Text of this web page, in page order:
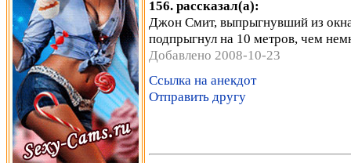
156. рассказал(а):
Джон Смит, выпрыгнувший из
подпрыгнул на 10 метров, чем
Добавлено 2008-10-23
Ссылка на анекдот
Отправить другу